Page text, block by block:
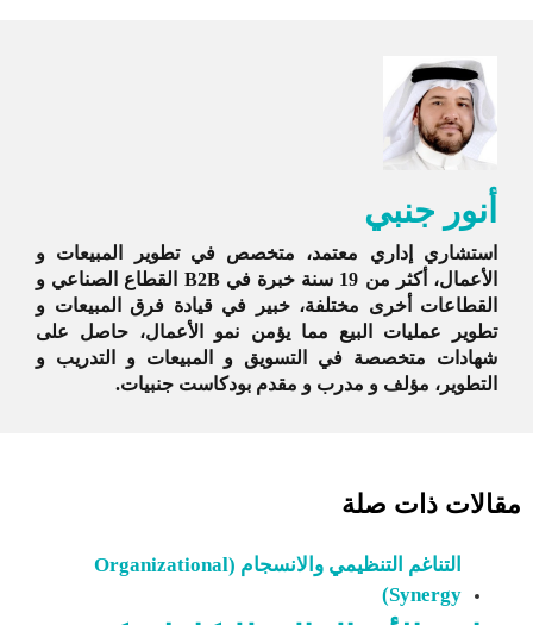
أنور جنبي
استشاري إداري معتمد، متخصص في تطوير المبيعات و
الأعمال، أكثر من 19 سنة خبرة في B2B القطاع الصناعي و
القطاعات أخرى مختلفة، خبير في قيادة فرق المبيعات و
تطوير عمليات البيع مما يؤمن نمو الأعمال، حاصل على
شهادات متخصصة في التسويق و المبيعات و التدريب و
التطوير، مؤلف و مدرب و مقدم بودكاست جنبيات.
مقالات ذات صلة
التناغم التنظيمي والانسجام (Organizational
Synergy)